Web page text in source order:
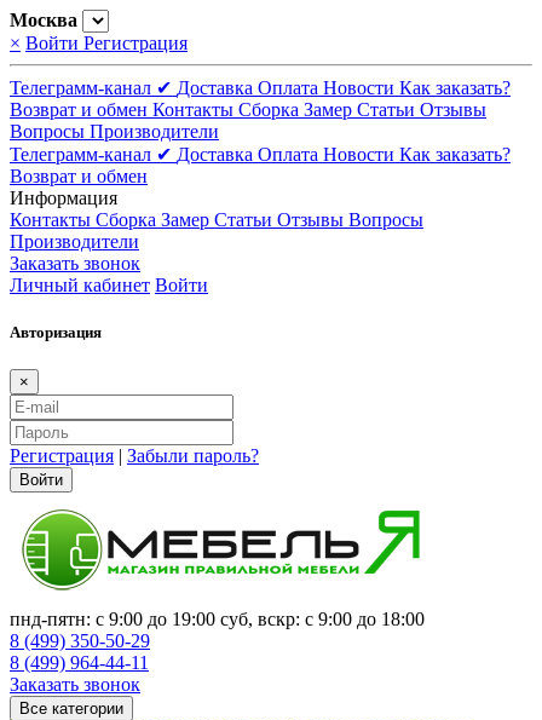
Москва
× Войти Регистрация
Телеграмм-канал ✔ Доставка Оплата Новости Как заказать?
Возврат и обмен Контакты Сборка Замер Статьи Отзывы
Вопросы Производители
Телеграмм-канал ✔ Доставка Оплата Новости Как заказать?
Возврат и обмен
Информация
Контакты Сборка Замер Статьи Отзывы Вопросы
Производители
Заказать звонок
Личный кабинет Войти
Авторизация
×
Регистрация | Забыли пароль?
Войти
пнд-пятн: с 9:00 до 19:00 суб, вскр: с 9:00 до 18:00
8 (499) 350-50-29
8 (499) 964-44-11
Заказать звонок
Все категории